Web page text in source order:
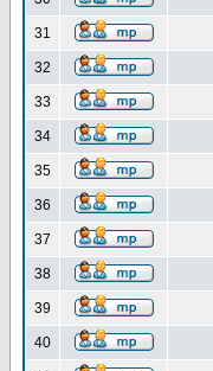
31
32
33
34
35
36
37
38
39
40